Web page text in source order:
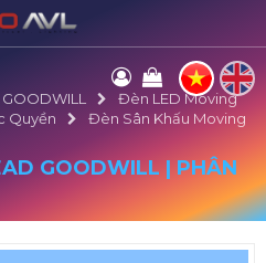
Đèn LED Moving
Quyền
Đèn Sân Khấu Moving
GOODWILL | PHÂN